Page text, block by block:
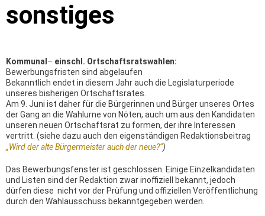
sonstiges
Kommunal – einschl. Ortschaftsratswahlen:
Bewerbungsfristen sind abgelaufen
Bekanntlich endet in diesem Jahr auch die Legislaturperiode
unseres bisherigen Ortschaftsrates.
Am 9. Juni ist daher für die Bürgerinnen und Bürger unseres Ortes
der Gang an die Wahlurne von Nöten, auch um aus den Kandidaten
unseren neuen Ortschaftsrat zu formen, der ihre Interessen
vertritt. (siehe dazu auch den eigenständigen Redaktionsbeitrag
„Wird der alte Bürgermeister auch der neue?“)
Das Bewerbungsfenster ist geschlossen. Einige Einzelkandidaten
und Listen sind der Redaktion zwar inoffiziell bekannt, jedoch
dürfen diese nicht vor der Prüfung und offiziellen Veröffentlichung
durch den Wahlausschuss bekanntgegeben werden.